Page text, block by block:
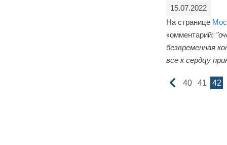
15.07.2022
На странице
комментарий:
безвременная
все к сердцу
40 41 42